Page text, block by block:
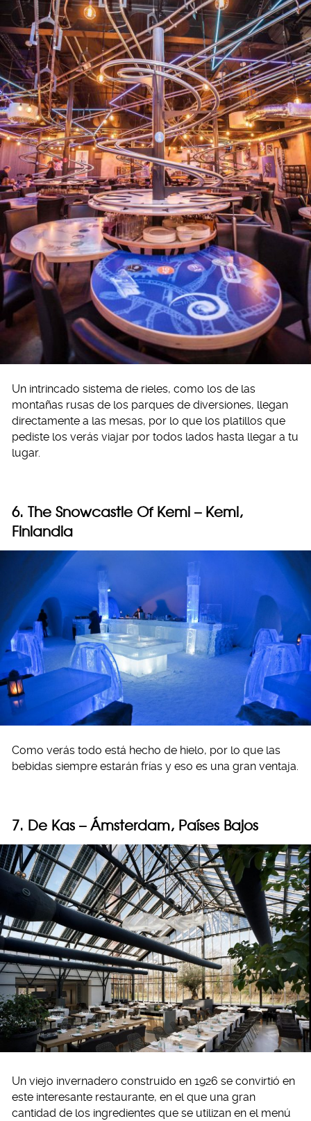
Un intrincado sistema de rieles, como los de las
montañas rusas de los parques de diversiones, llegan
directamente a las mesas, por lo que los platillos que
pediste los verás viajar por todos lados hasta llegar a tu
lugar.
6. The Snowcastle Of Kemi – Kemi,
Finlandia
Como verás todo está hecho de hielo, por lo que las
bebidas siempre estarán frías y eso es una gran ventaja.
7. De Kas – Ámsterdam, Países Bajos
Un viejo invernadero construido en 1926 se convirtió en
este interesante restaurante, en el que una gran
cantidad de los ingredientes que se utilizan en el menú